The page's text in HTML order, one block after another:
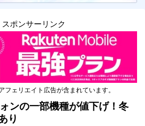
スポンサーリンク
フェリエイト広告が含まれています。
ンの一部機種が値下げ！冬
り